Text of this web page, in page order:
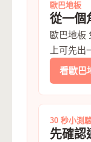
歐巴地板
從一個
歐巴地板
上可先出
看歐巴
30 秒小測
先確認